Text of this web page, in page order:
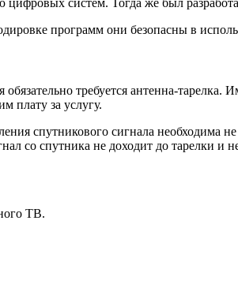
программ они безопасны в
требуется антенна-тарелка.
плату за услугу.
спутникового сигнала необходима
со спутника не доходит до тарелки и
ТВ.